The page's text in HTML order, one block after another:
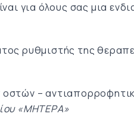
για όλους σας μια
ρυθμιστής της
–
«ΜΗΤΕΡΑ»